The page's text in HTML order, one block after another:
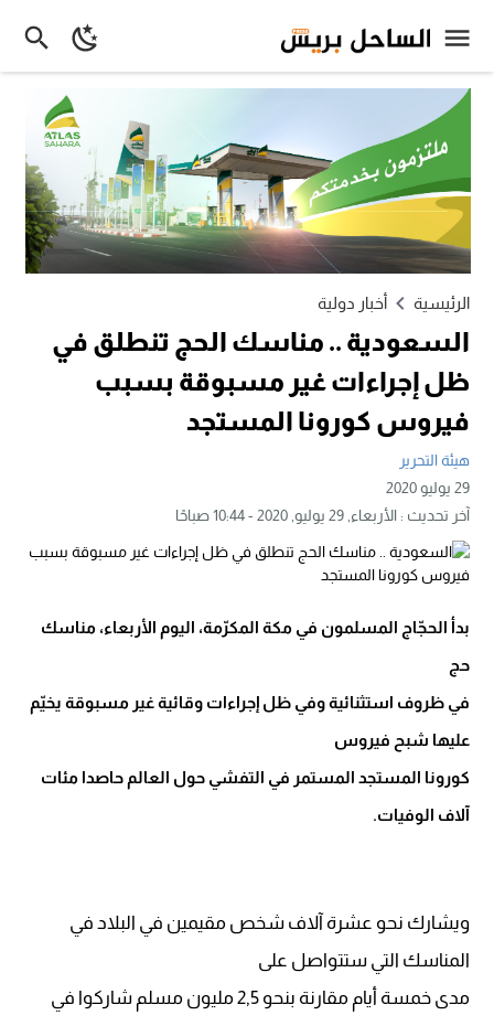
الرئيسية أخبار دولية
السعودية .. مناسك الحج تنطلق في
ظل إجراءات غير مسبوقة بسبب
فيروس كورونا المستجد
هيئة التحرير
29 يوليو 2020
آخر تحديث :الأربعاء, 29 يوليو, 2020 - 10:44 صباحًا
بدأ الحجّاج المسلمون في مكة المكرّمة، اليوم الأربعاء، مناسك
حج
في ظروف استثنائية وفي ظل إجراءات وقائية غير مسبوقة يخيّم
عليها شبح فيروس
كورونا المستجد المستمر في التفشي حول العالم حاصدا مئات
آلاف الوفيات.
ويشارك نحو عشرة آلاف شخص مقيمين في البلاد في
المناسك التي ستتواصل على
مدى خمسة أيام مقارنة بنحو 2,5 مليون مسلم شاركوا في